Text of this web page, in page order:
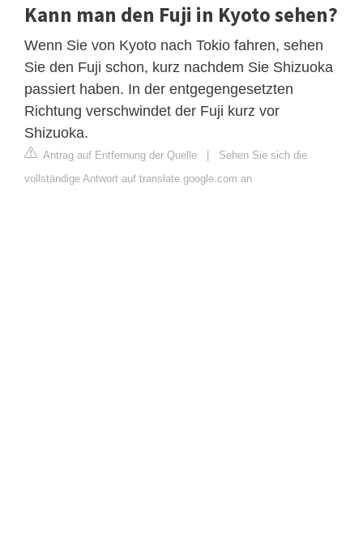
Kann man den Fuji in Kyoto sehen?
Wenn Sie von Kyoto nach Tokio fahren, sehen
Sie den Fuji schon, kurz nachdem Sie Shizuoka
passiert haben. In der entgegengesetzten
Richtung verschwindet der Fuji kurz vor
Shizuoka.
Antrag auf Entfernung der Quelle | Sehen Sie sich die
vollständige Antwort auf translate.google.com an